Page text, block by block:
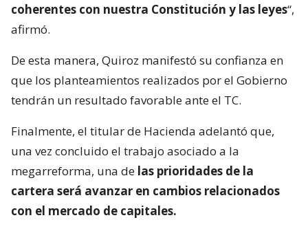
coherentes con nuestra Constitución y las leyes“,
afirmó.
De esta manera, Quiroz manifestó su confianza en
que los planteamientos realizados por el Gobierno
tendrán un resultado favorable ante el TC.
Finalmente, el titular de Hacienda adelantó que,
una vez concluido el trabajo asociado a la
megarreforma, una de las prioridades de la
cartera será avanzar en cambios relacionados
con el mercado de capitales.